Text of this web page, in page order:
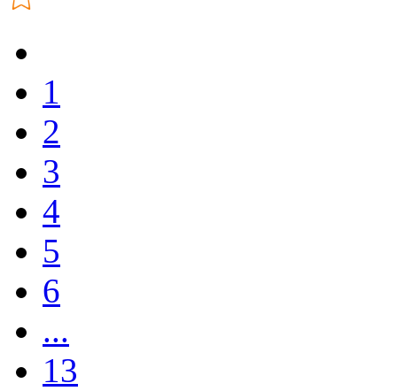
1
2
3
4
5
6
...
13